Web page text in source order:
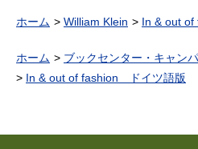
ホーム William Klein In & out
ホーム
ブックセンター・キャン
In & out of fashion ドイツ語版